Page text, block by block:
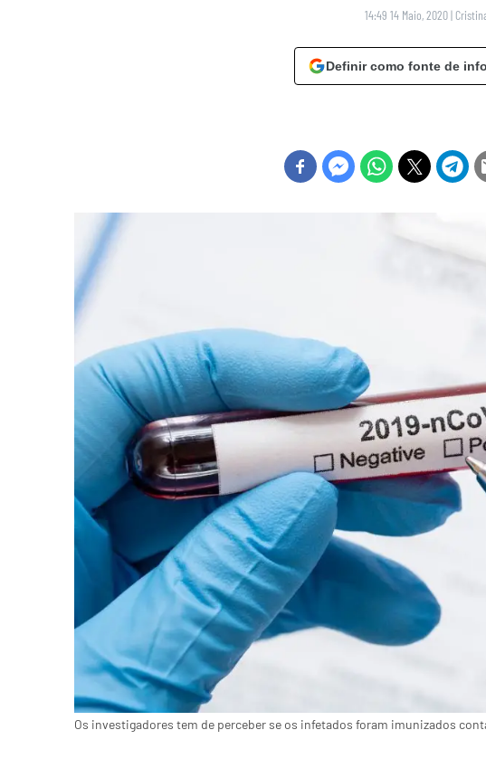
14:49 14 Maio, 2020 |
Definir como fonte de
Os investigadores tem de perceber se os infetados foram imunizados